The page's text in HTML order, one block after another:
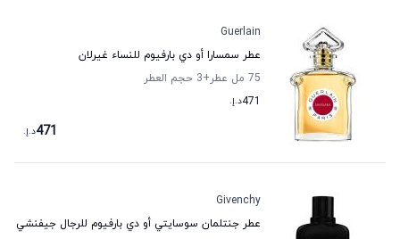
Guerlain
عطر سمسارا أو دي بارفيوم للنساء غيرلان
75 مل عطر
+3
حجم العطر
471د.إ.
471د.إ.
Givenchy
عطر جنتلمان سوسايتي أو دي بارفيوم للرجال جيفنشي